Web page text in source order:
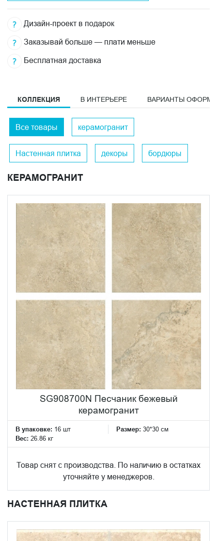
Дизайн-проект в подарок
Заказывай больше — плати меньше
Бесплатная доставка
КОЛЛЕКЦИЯ В ИНТЕРЬЕРЕ ВАРИАНТЫ
Все товары керамогранит
Настенная плитка декоры бордюры
КЕРАМОГРАНИТ
SG908700N Песчаник бежевый
керамогранит
В упаковке: 16 шт Размер: 30*30 см
Вес: 26.86 кг
Товар снят с производства. По наличию в остатках
уточняйте у менеджеров.
НАСТЕННАЯ ПЛИТКА